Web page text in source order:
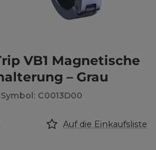
VB1 Magnetische
– Grau
Symbol: C0013D00
Auf die Einkaufsliste